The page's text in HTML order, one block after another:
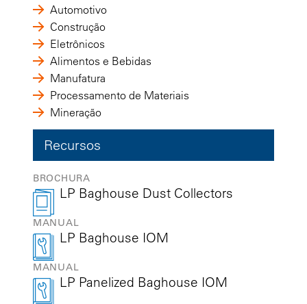
Automotivo
Construção
Eletrônicos
Alimentos e Bebidas
Manufatura
Processamento de Materiais
Mineração
Recursos
BROCHURA
LP Baghouse Dust Collectors
MANUAL
LP Baghouse IOM
MANUAL
LP Panelized Baghouse IOM